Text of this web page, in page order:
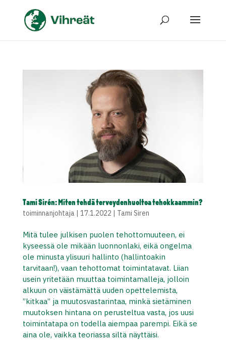
Tami Sirén: Miten tehdä terveydenhuoltoa tehokkaammin?
toiminnanjohtaja| 17.1.2022 | Tami Siren
Mitä tulee julkisen puolen tehottomuuteen, ei
kyseessä ole mikään luonnonlaki, eikä ongelma
ole minusta ylisuuri hallinto (hallintoakin
tarvitaan!), vaan tehottomat toimintatavat. Liian
usein yritetään muuttaa toimintamalleja, jolloin
alkuun on väistämättä uuden opettelemista,
”kitkaa” ja muutosvastarintaa, minkä sietäminen
muutoksen hintana on perusteltua vasta, jos uusi
toimintatapa on todella aiempaa parempi. Eikä se
aina ole, vaikka teoriassa siltä näyttäisi.